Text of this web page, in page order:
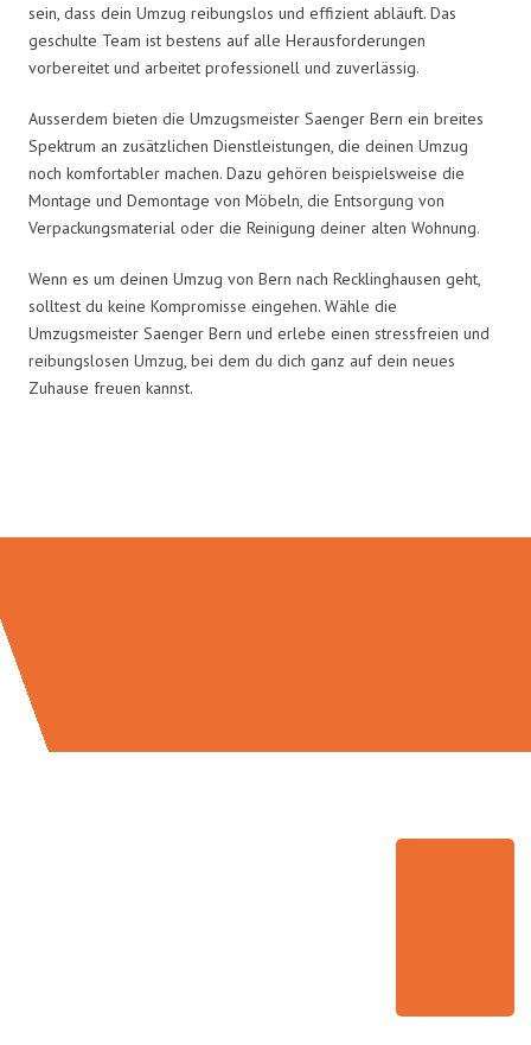
sein, dass dein Umzug reibungslos und effizient abläuft. Das
geschulte Team ist bestens auf alle Herausforderungen
vorbereitet und arbeitet professionell und zuverlässig.
Ausserdem bieten die Umzugsmeister Saenger Bern ein breites
Spektrum an zusätzlichen Dienstleistungen, die deinen Umzug
noch komfortabler machen. Dazu gehören beispielsweise die
Montage und Demontage von Möbeln, die Entsorgung von
Verpackungsmaterial oder die Reinigung deiner alten Wohnung.
Wenn es um deinen Umzug von Bern nach Recklinghausen geht,
solltest du keine Kompromisse eingehen. Wähle die
Umzugsmeister Saenger Bern und erlebe einen stressfreien und
reibungslosen Umzug, bei dem du dich ganz auf dein neues
Zuhause freuen kannst.